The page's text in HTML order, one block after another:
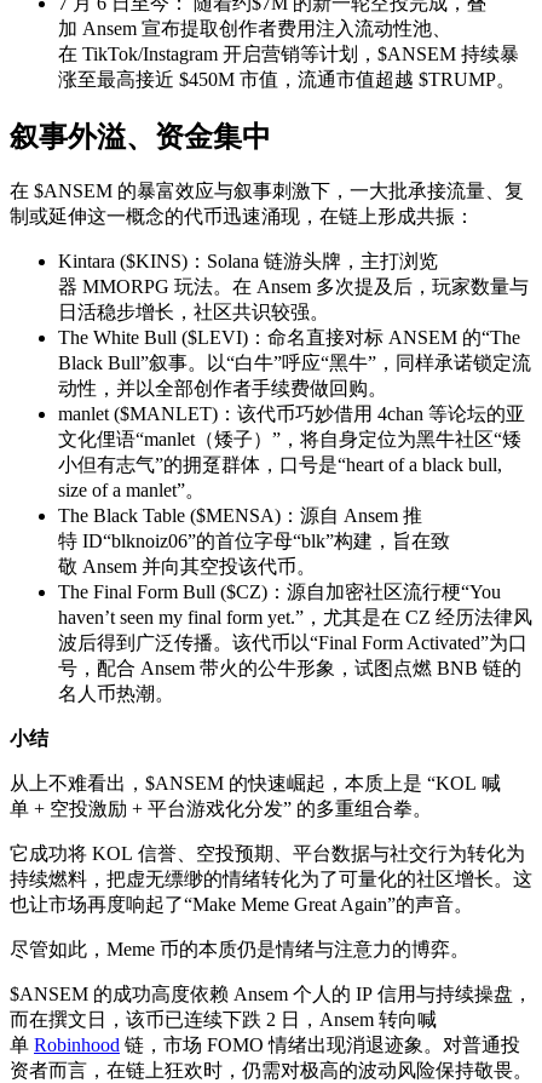
加 Ansem 宣布提取创作者费用注入流动性池、
在 TikTok/Instagram 开启营销等计划，$ANSEM 持续暴
涨至最高接近 $450M 市值，流通市值超越 $TRUMP。
叙事外溢、资金集中
在 $ANSEM 的暴富效应与叙事刺激下，一大批承接流量、复
制或延伸这一概念的代币迅速涌现，在链上形成共振：
Kintara ($KINS)：Solana 链游头牌，主打浏览
器 MMORPG 玩法。在 Ansem 多次提及后，玩家数量与
日活稳步增长，社区共识较强。
The White Bull ($LEVI)：命名直接对标 ANSEM 的“The
Black Bull”叙事。以“白牛”呼应“黑牛”，同样承诺锁定流
动性，并以全部创作者手续费做回购。
manlet ($MANLET)：该代币巧妙借用 4chan 等论坛的亚
文化俚语“manlet（矮子）”，将自身定位为黑牛社区“矮
小但有志气”的拥趸群体，口号是“heart of a black bull,
size of a manlet”。
The Black Table ($MENSA)：源自 Ansem 推
特 ID“blknoiz06”的首位字母“blk”构建，旨在致
敬 Ansem 并向其空投该代币。
The Final Form Bull ($CZ)：源自加密社区流行梗“You
haven’t seen my final form yet.”，尤其是在 CZ 经历法律风
波后得到广泛传播。该代币以“Final Form Activated”为口
号，配合 Ansem 带火的公牛形象，试图点燃 BNB 链的
名人币热潮。
小结
从上不难看出，$ANSEM 的快速崛起，本质上是 “KOL 喊
单 + 空投激励 + 平台游戏化分发” 的多重组合拳。
它成功将 KOL 信誉、空投预期、平台数据与社交行为转化为
持续燃料，把虚无缥缈的情绪转化为了可量化的社区增长。这
也让市场再度响起了“Make Meme Great Again”的声音。
尽管如此，Meme 币的本质仍是情绪与注意力的博弈。
$ANSEM 的成功高度依赖 Ansem 个人的 IP 信用与持续操盘，
而在撰文日，该币已连续下跌 2 日，Ansem 转向喊
单 Robinhood 链，市场 FOMO 情绪出现消退迹象。对普通投
资者而言，在链上狂欢时，仍需对极高的波动风险保持敬畏。